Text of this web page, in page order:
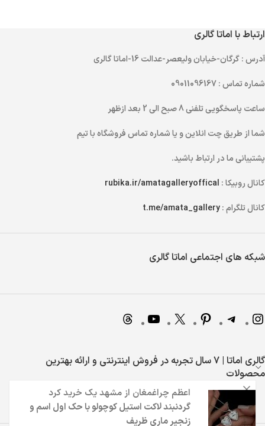
ارتباط با اماتا گالری
آدرس: گرگان-خیابان ولیعصر-عدالت 16-اماتا گالری
شماره تماس: 09011096167
ساعت پاسخگویی تلفنی
شما از طریقچت انلاینو یاشماره تماسفروشگاه با تیم
پشتیبانی ما در ارتباط باشید.
کانال روبیکا : rubika.ir/amatagalleryoffical
کانال تلگرام :t.me/amata_gallery
شبکه های اجتماعی اماتا گالری
گالری اماتا | 7 سال تجربه در فروش اینترنتی و ارائه بهترین
محصولات
اعظم چراغمغان ازمشهدیک خرید کرد
گردنبند لاکت استیل کوچولو با حک اول اسم و